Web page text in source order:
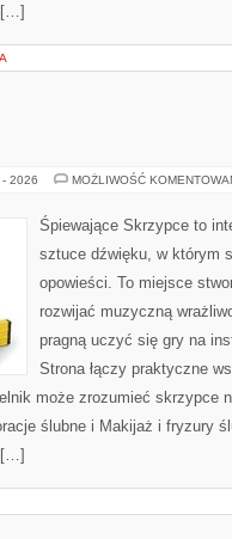
[…]
2026 MOŻLIWOŚĆ
Śpiewające Skrzypce to
sztuce dźwięku, w którym
opowieści. To miejsce
rozwijać muzyczną
pragną uczyć się gry na
Strona łączy praktyczne
może zrozumieć skrzypce
ślubne i Makijaż i fryzury
[…]